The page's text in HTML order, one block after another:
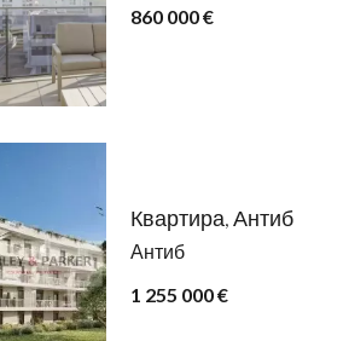
860 000 €
Квартира, Антиб
Антиб
1 255 000 €